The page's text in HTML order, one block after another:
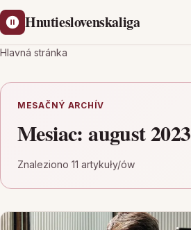
Hnutieslovenskaliga
Hlavná stránka
MESAČNÝ ARCHÍV
Mesiac:august 2023
Znaleziono 11 artykuły/ów